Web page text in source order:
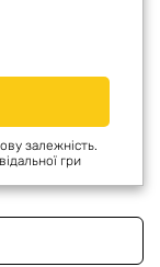
залежність.
гри